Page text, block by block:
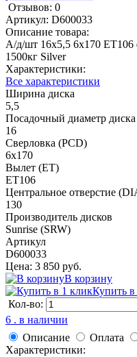
Отзывов: 0
Артикул: D600033
Описание товара:
А/д/шт 16x5,5 6x170 ЕТ106
1500кг Silver
Характеристики:
Все характеристики
Ширина диска
5,5
Посадочный диаметр диска
16
Сверловка (PCD)
6x170
Вылет (ET)
ET106
Центральное отверстие
130
Производитель дисков
Sunrise (SRW)
Артикул
D600033
Цена: 3 850 руб.
В корзину
Купить
Кол-во:
6 . в наличии
Описание
Оплата
Характеристики: